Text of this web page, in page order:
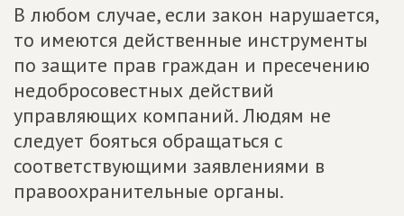
В любом случае, если закон нарушается,
то имеются действенные инструменты
по защите прав граждан и пресечению
недобросовестных действий
управляющих компаний. Людям не
следует бояться обращаться с
соответствующими заявлениями в
правоохранительные органы.